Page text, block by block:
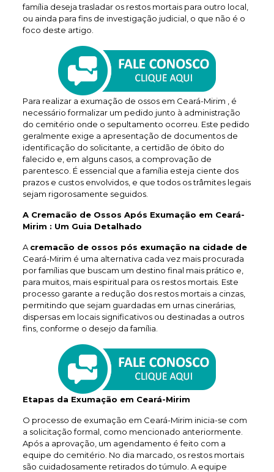
família deseja trasladar os restos mortais para outro local,
ou ainda para fins de investigação judicial, o que não é o
foco deste artigo.
Para realizar a exumação de ossos em Ceará-Mirim , é
necessário formalizar um pedido junto à administração
do cemitério onde o sepultamento ocorreu. Este pedido
geralmente exige a apresentação de documentos de
identificação do solicitante, a certidão de óbito do
falecido e, em alguns casos, a comprovação de
parentesco. É essencial que a família esteja ciente dos
prazos e custos envolvidos, e que todos os trâmites legais
sejam rigorosamente seguidos.
A Cremacão de Ossos Após Exumação em Ceará-
Mirim : Um Guia Detalhado
A cremacão de ossos pós exumação na cidade de
Ceará-Mirim é uma alternativa cada vez mais procurada
por famílias que buscam um destino final mais prático e,
para muitos, mais espiritual para os restos mortais. Este
processo garante a redução dos restos mortais a cinzas,
permitindo que sejam guardadas em urnas cinerárias,
dispersas em locais significativos ou destinadas a outros
fins, conforme o desejo da família.
Etapas da Exumação em Ceará-Mirim
O processo de exumação em Ceará-Mirim inicia-se com
a solicitação formal, como mencionado anteriormente.
Após a aprovação, um agendamento é feito com a
equipe do cemitério. No dia marcado, os restos mortais
são cuidadosamente retirados do túmulo. A equipe